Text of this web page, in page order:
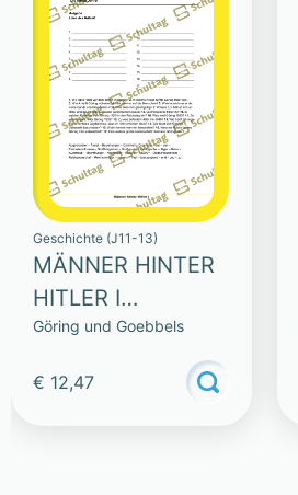
Geschichte (J11-13)
MÄNNER HINTER
HITLER I
(SAMMLUNG)
Göring und Goebbels
€ 12,47